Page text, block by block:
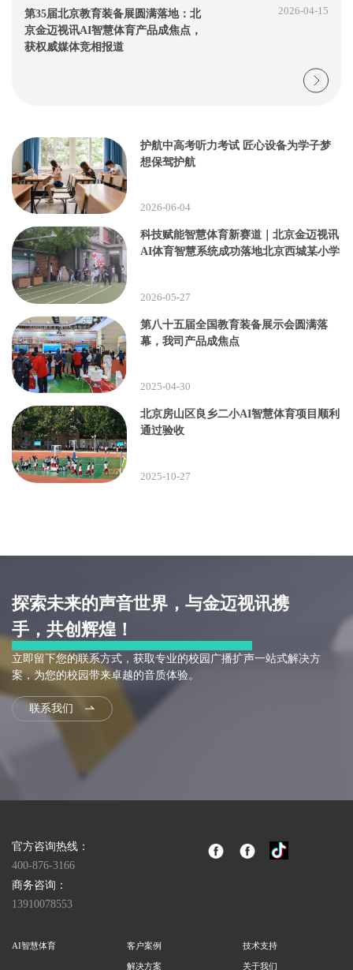
第35届北京教育装备展圆满落地：北
京金迈视讯AI智慧体育产品成焦点，
获权威媒体竞相报道
2026-04-15
护航中高考听力考试 匠心设备为学子梦
想保驾护航
2026-06-04
科技赋能智慧体育新赛道｜北京金迈视讯
AI体育智慧系统成功落地北京西城某小学
2026-05-27
第八十五届全国教育装备展示会圆满落
幕，我司产品成焦点
2025-04-30
北京房山区良乡二小AI智慧体育项目顺利
通过验收
2025-10-27
探索未来的声音世界，与金迈视讯携
手，共创辉煌！
立即留下您的联系方式，获取专业的校园广播扩声一站式解决方
案，为您的校园带来卓越的音质体验。
联系我们
官方咨询热线：
400-876-3166
商务咨询：
13910078553
AI智慧体育 客户案例
解决方案
技术支持
关于我们